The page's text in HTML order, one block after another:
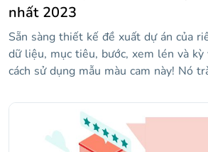
nhất 2023
Sẵn sàng thiết kế đề xuất dự án của
dữ liệu, mục tiêu, bước, xem lén và kỳ
cách sử dụng mẫu màu cam này! Nó